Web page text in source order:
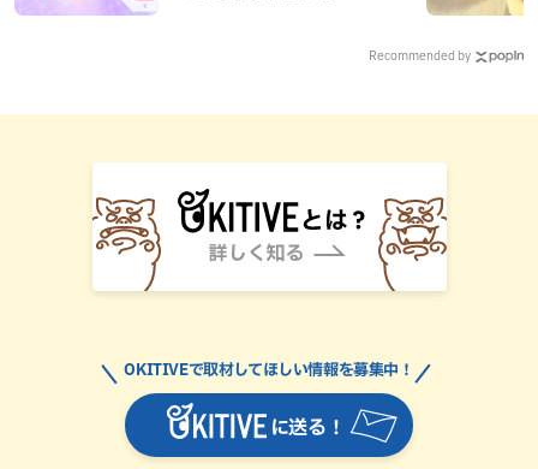
Recommended by
に送る！
OKITIVEで取材してほしい情報を募集中！